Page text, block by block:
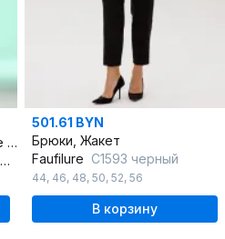
Платье А-силуэт хлопковое с печатью и карманами
501.61 BYN
Брюки, Жакет
Faufilure C1593 черный
44, 46, 48, 50, 52, 56
В корзину